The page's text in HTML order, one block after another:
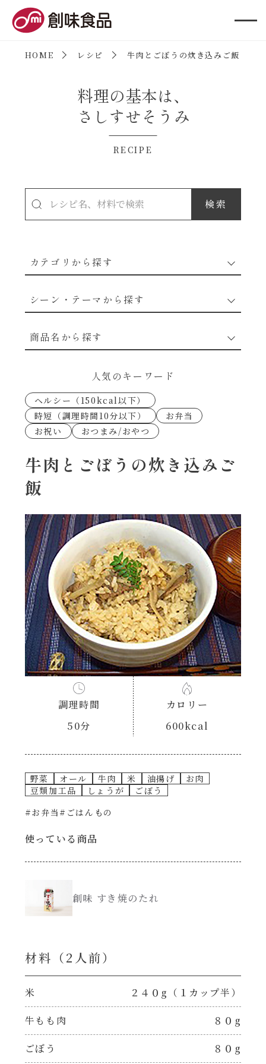
HOME レシピ 牛肉とごぼうの炊き込みご飯
料理の基本は、
さしすせそうみ
RECIPE
カテゴリから探す
穀物類のレシピ
シーン・テーマから探す
なんでも南蛮
考えるな、二代目で炒めろ！～○○の炒め物
朝シャン（ごはん派）
朝シャン（パン派）
ヘルシー（150kcal以下）
時短（調理時間10分以下）
お弁当
お祝い
おつまみ/おやつ
ごはんもの
本気中華
グラタン/ドリア
シャンタン粉末（シャンタンチーズニングを
含む）
商品名から探す
あえるハコネーゼトマトバジル
あえるハコネーゼ高菜
あえるハコネーゼミートソース
あえるハコネーゼナポリタン
あえるハコネーゼジェノベーゼ
あえるハコネーゼペペロンチーノ
あえるハコネーゼたらこクリーム
シャンタンシリーズ
創味のつゆ
創味のつゆあまくち
白だし
そうめんつゆ
焼肉のたれ 初代
人気のキーワード
ヘルシー（150kcal以下）
時短（調理時間10分以下）
お弁当
お祝い
おつまみ/おやつ
牛肉とごぼうの炊き込みご
飯
調理時間
50分
カロリー
600kcal
野菜 オール 牛肉 米 油揚げ
お肉
豆類加工品
しょうが
ごぼう
#お弁当 #ごはんもの
使っている商品
創味 すき焼のたれ
材料（2⼈前）
米 ２４０g（１カップ半）
牛もも肉 ８０g
ごぼう ８０g